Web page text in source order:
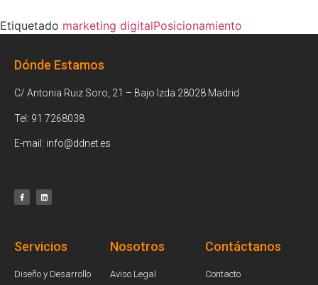
Etiquetado marketing digitalPosicionamiento
Dónde Estamos
C/ Antonia Ruiz Soro, 21 – Bajo Izda 28028 Madrid
Tel: 91 7268038
E-mail: info@ddnet.es
Servicios
Diseño y Desarrollo
Nosotros
Aviso Legal
Contáctanos
Contacto